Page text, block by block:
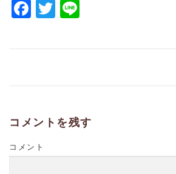
Facebook
Twitter
コメントを残す
コメント